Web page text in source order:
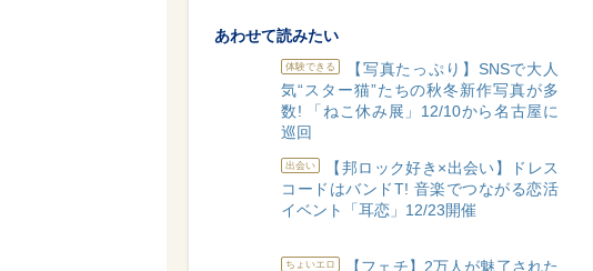
あわせて読みたい
体験できる
【写真たっぷり】SNSで大人
気“スター猫”たちの秋冬新作写真が多
数! 「ねこ休み展」12/10から名古屋に
巡回
出会い
【邦ロック好き×出会い】ドレス
コードはバンドT! 音楽でつながる恋活
イベント「耳恋」12/23開催
ちょいエロ
【フェチ】2万人が魅了された